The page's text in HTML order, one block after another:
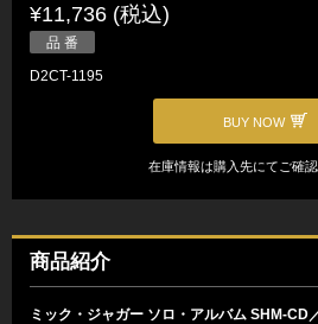
¥11,736 (税込)
品 番
D2CT-1195
BUY NOW
在庫情報は購入先にてご確認
商品紹介
ミック・ジャガー ソロ・アルバム SHM-CD